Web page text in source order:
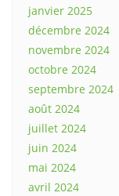
janvier 2025
décembre 2024
novembre 2024
octobre 2024
septembre 2024
août 2024
juillet 2024
juin 2024
mai 2024
avril 2024